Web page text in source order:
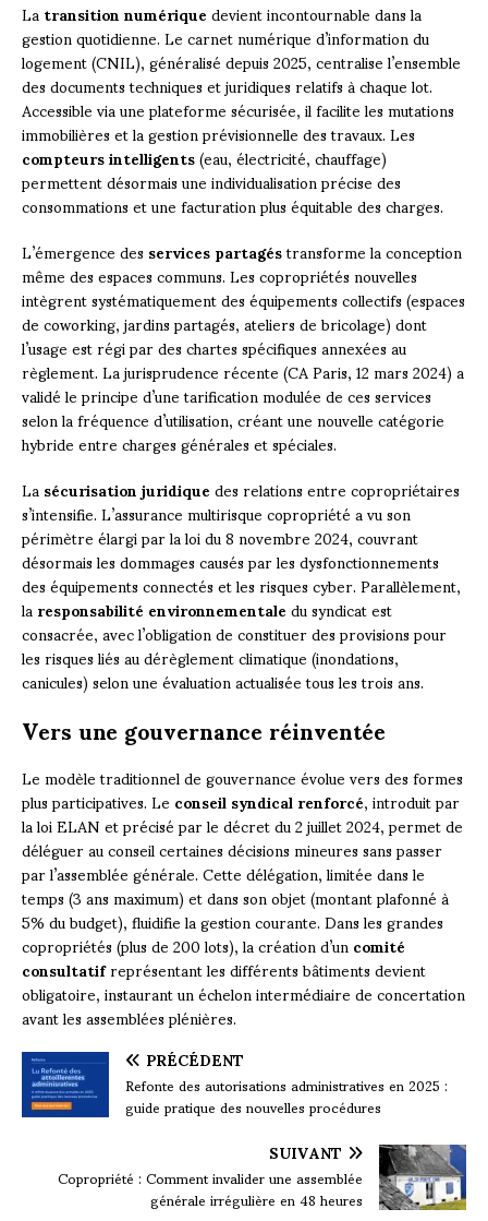
Latransition numériquedevient incontournable dans la
gestion quotidienne. Le carnet numérique d’information du
logement (CNIL), généralisé depuis 2025, centralise l’ensemble
des documents techniques et juridiques relatifs à chaque lot.
Accessible via une plateforme sécurisée, il facilite les mutations
immobilières et la gestion prévisionnelle des travaux. Les
compteurs intelligents(eau, électricité, chauffage)
permettent désormais une individualisation précise des
consommations et une facturation plus équitable des charges.
L’émergence desservices partagéstransforme la conception
même des espaces communs. Les copropriétés nouvelles
intègrent systématiquement des équipements collectifs (espaces
de coworking, jardins partagés, ateliers de bricolage) dont
l’usage est régi par des chartes spécifiques annexées au
règlement. La jurisprudence récente (CA Paris, 12 mars 2024) a
validé le principe d’une tarification modulée de ces services
selon la fréquence d’utilisation, créant une nouvelle catégorie
hybride entre charges générales et spéciales.
Lasécurisation juridiquedes relations entre copropriétaires
s’intensifie. L’assurance multirisque copropriété a vu son
périmètre élargi par la loi du 8 novembre 2024, couvrant
désormais les dommages causés par les dysfonctionnements
des équipements connectés et les risques cyber. Parallèlement,
laresponsabilité environnementaledu syndicat est
consacrée, avec l’obligation de constituer des provisions pour
les risques liés au dérèglement climatique (inondations,
canicules) selon une évaluation actualisée tous les trois ans.
Vers une gouvernance réinventée
Le modèle traditionnel de gouvernance évolue vers des formes
plus participatives. Leconseil syndical renforcé, introduit par
la loi ELAN et précisé par le décret du 2 juillet 2024, permet de
déléguer au conseil certaines décisions mineures sans passer
par l’assemblée générale. Cette délégation, limitée dans le
temps (3 ans maximum) et dans son objet (montant plafonné à
5% du budget), fluidifie la gestion courante. Dans les grandes
copropriétés (plus de 200 lots), la création d’uncomité
consultatifreprésentant les différents bâtiments devient
obligatoire, instaurant un échelon intermédiaire de concertation
avant les assemblées plénières.
PRÉCÉDENT
Refonte des autorisations administratives en 2025 :
guide pratique des nouvelles procédures
SUIVANT
Copropriété : Comment invalider une assemblée
générale irrégulière en 48 heures